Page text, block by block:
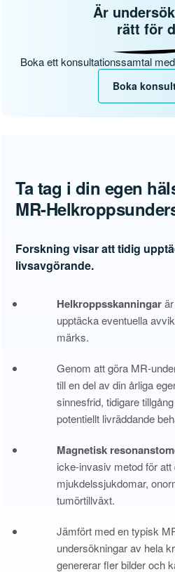
Är
rätt för
Boka ett konsultationssamtal
Boka
Ta tag i din egen
MR-
Forskning visar att tidig
livsavgörande.
Helkroppsskanningar
upptäcka eventuella
märks.
Genom att göra MR-
till en del av din årliga
sinnesfrid, tidigare
potentiellt livräddande
Magnetisk
icke-invasiv metod för
mjukdelssjukdomar,
tumörtillväxt.
Jämfört med en typisk
undersökningar av hela
genererar fler bilder och